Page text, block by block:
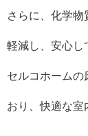
さらに、化学
軽減し、安心し
セルコホームの
おり、快適な室